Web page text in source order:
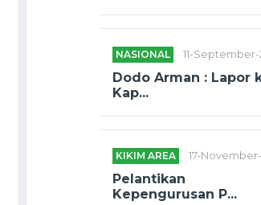
NASIONAL 11-
Dodo Arman : Lapor
Kap...
KIKIM AREA 17-
Pelantikan
Kepengurusan P...